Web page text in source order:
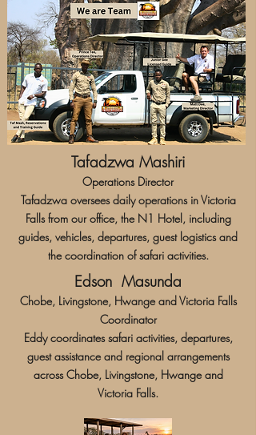
Tafadzwa Mashiri
Operations Director
Tafadzwa oversees daily operations in Victoria
Falls from our office, the N1 Hotel, including
guides, vehicles, departures, guest logistics and
the coordination of safari activities.
Edson Masunda
Chobe, Livingstone, Hwange and Victoria Falls
Coordinator
Eddy coordinates safari activities, departures,
guest assistance and regional arrangements
across Chobe, Livingstone, Hwange and
Victoria Falls.